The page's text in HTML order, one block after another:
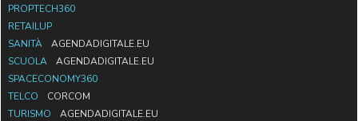
PROPTECH360
RETAILUP
SANITÀ
AGENDADIGITALE.EU
SCUOLA
AGENDADIGITALE.EU
SPACECONOMY360
TELCO
CORCOM
TURISMO
AGENDADIGITALE.EU